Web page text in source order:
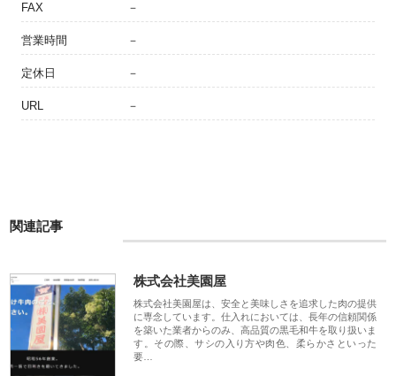
FAX －
営業時間 －
定休日 －
URL －
関連記事
株式会社美園屋
株式会社美園屋は、安全と美味しさを追求した肉の提供
に専念しています。仕入れにおいては、長年の信頼関係
を築いた業者からのみ、高品質の黒毛和牛を取り扱いま
す。その際、サシの入り方や肉色、柔らかさといった
要…